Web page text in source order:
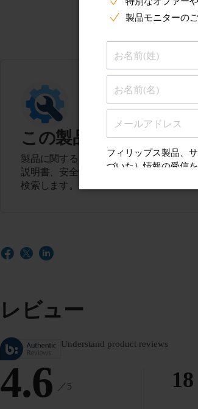
この製品に関するサポ
製品に関するヒント、よくある質問（
説明書、安全性とコンプライアンスに関
検索します。
レビュー
Understand product reviews
4.6 ／5 18